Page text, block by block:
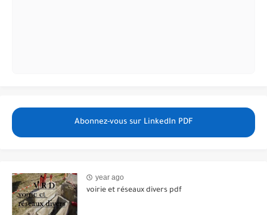
Abonnez-vous sur LinkedIn PDF
year ago
voirie et réseaux divers pdf